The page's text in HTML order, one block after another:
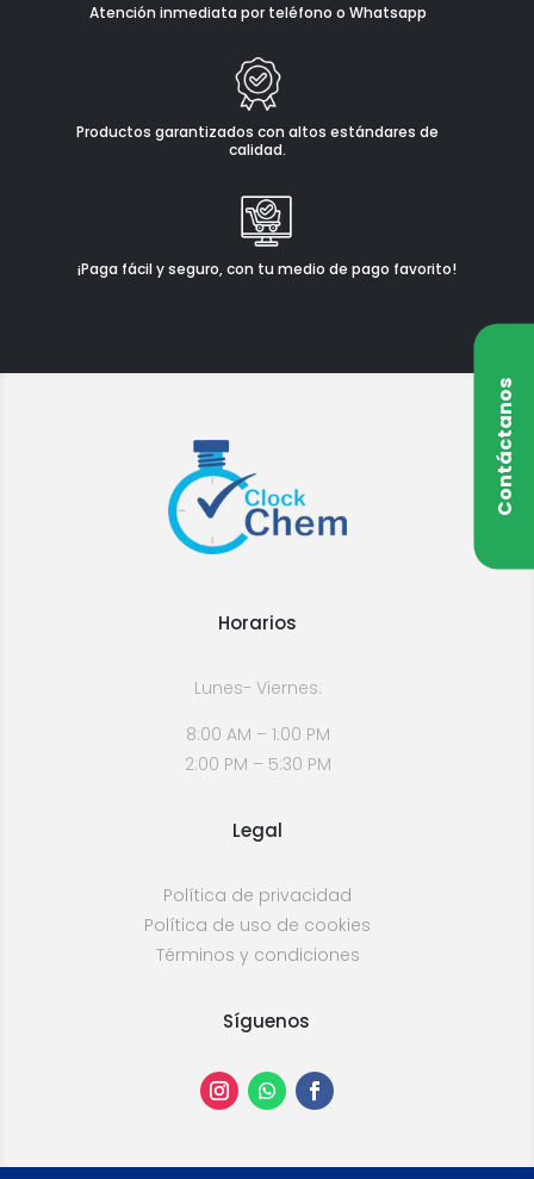
Atención inmediata por teléfono o Whatsapp
Productos garantizados con altos estándares de
calidad.
¡Paga fácil y seguro, con tu medio de pago favorito!
Contáctanos
Horarios
Lunes- Viernes:
8:00 AM – 1:00 PM
2:00 PM – 5:30 PM
Legal
Política de privacidad
Política de uso de cookies
Términos y condiciones
Síguenos